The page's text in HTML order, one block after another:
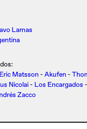
Lamas
Eric Matsson - Akufen -
Nicolai - Los Encargados -
Zacco